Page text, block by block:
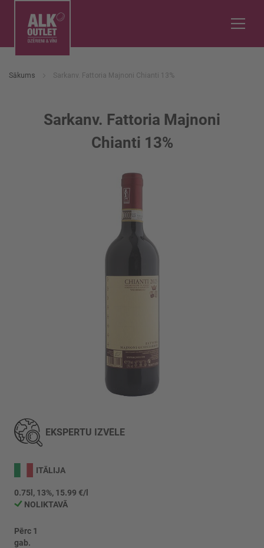
Sākums Sarkanv. Fattoria Majnoni Chianti 13%
Sarkanv. Fattoria Majnoni
Chianti 13%
uz
galerijas
sākumu
EKSPERTU IZVĒLE
ITĀLIJA
0.75l, 13%, 15.99 €/l
NOLIKTAVĀ
Pērc 1
gab.